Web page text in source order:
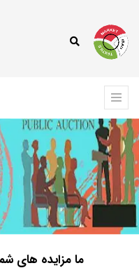
ما مزایده های